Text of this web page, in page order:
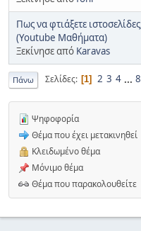
Πως να φτιάξετε
(Youtube Μαθήματα)
Ξεκίνησε από Karavas
Πάνω Σελίδες 1 2 3 4 ... 8
Ψηφοφορία
Θέμα που έχει μετακινηθεί
Κλειδωμένο θέμα
Μόνιμο θέμα
Θέμα που παρακολουθείτε